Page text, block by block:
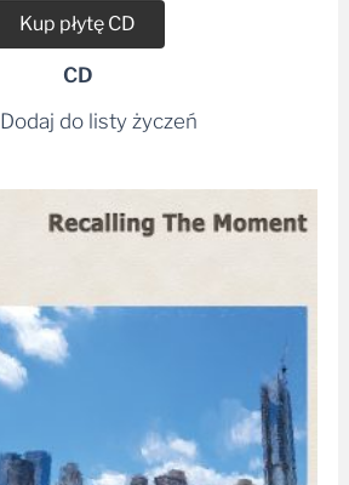
Kup płytę CD
CD
Dodaj do listy życzeń
cen:
49,99 zł